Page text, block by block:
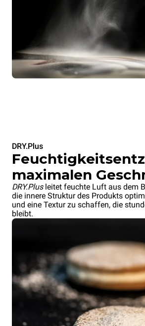
DRY.Plus
maximalen
DRY.Plusleitet feuchte Luft aus dem
die innere Struktur des Produkts
und eine Textur zu schaffen, die
bleibt.